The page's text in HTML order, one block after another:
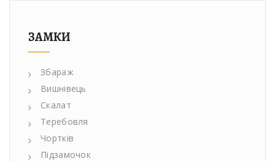
ЗАМКИ
Збараж
Вишнівець
Скалат
Теребовля
Чортків
Підзамочок